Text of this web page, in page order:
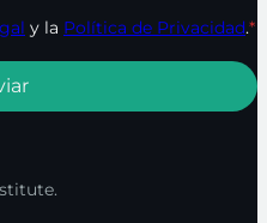
y la Política de Privacidad.*